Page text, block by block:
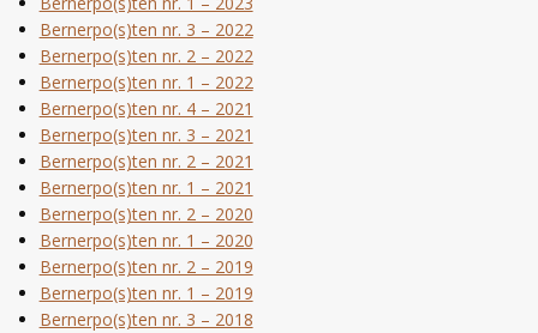
Bernerpo(s)ten nr. 3 – 2022
Bernerpo(s)ten nr. 2 – 2022
Bernerpo(s)ten nr. 1 – 2022
Bernerpo(s)ten nr. 4 – 2021
Bernerpo(s)ten nr. 3 – 2021
Bernerpo(s)ten nr. 2 – 2021
Bernerpo(s)ten nr. 1 – 2021
Bernerpo(s)ten nr. 2 – 2020
Bernerpo(s)ten nr. 1 – 2020
Bernerpo(s)ten nr. 2 – 2019
Bernerpo(s)ten nr. 1 – 2019
Bernerpo(s)ten nr. 3 – 2018